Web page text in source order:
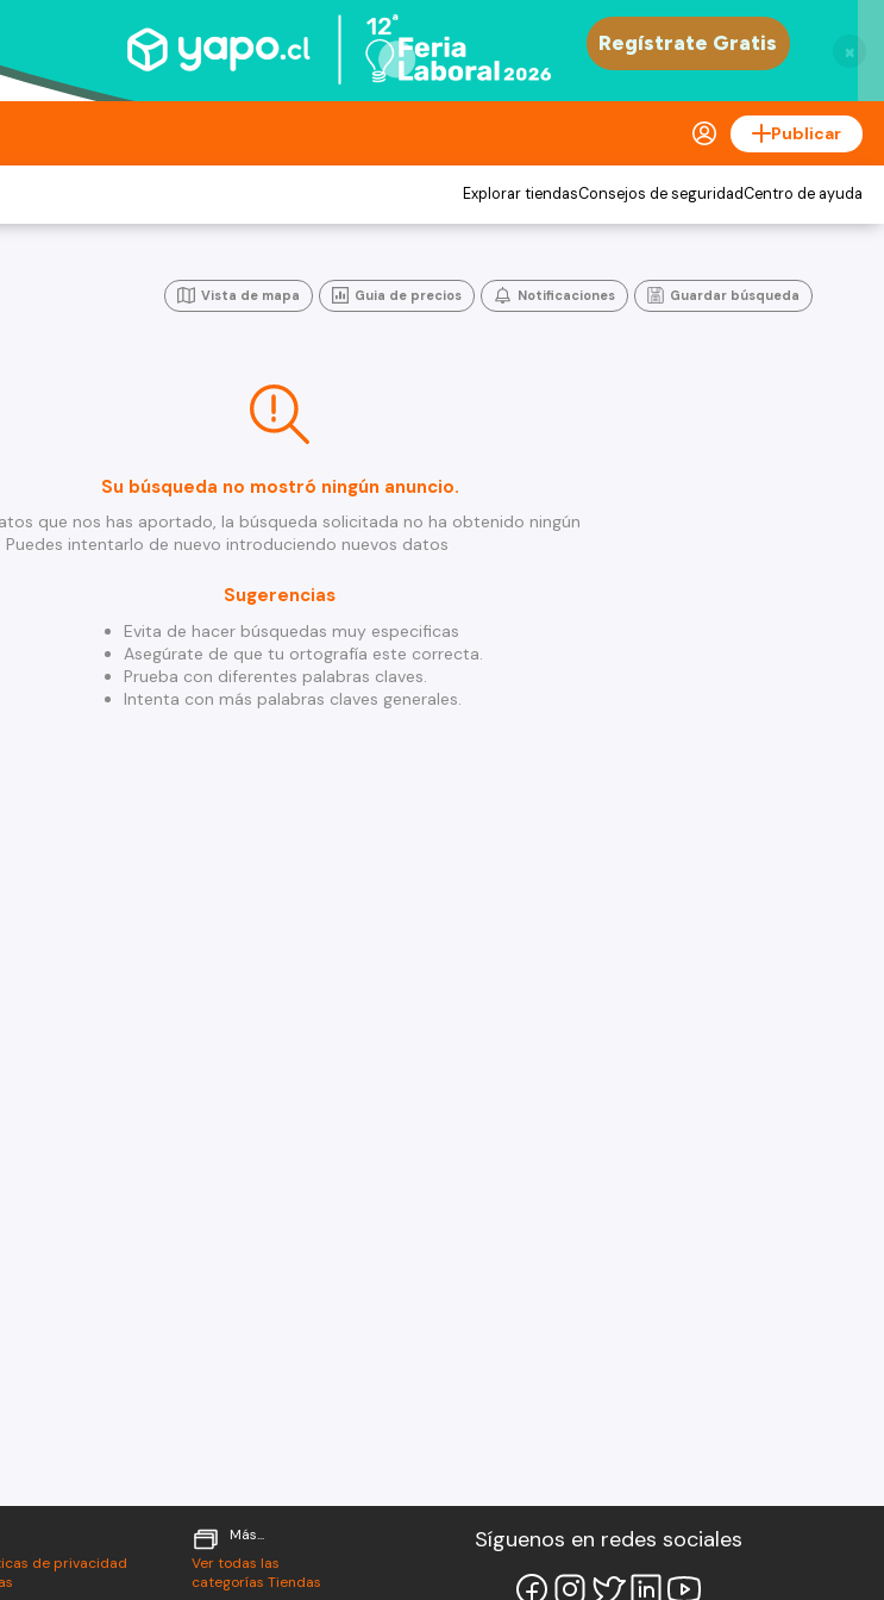
×
Publicar
Explorar tiendasConsejos de seguridadCentro de ayuda
Vista de mapa Guia de precios Notificaciones Guardar búsqueda
Su búsqueda no mostró ningún anuncio.
que nos has aportado, la búsqueda solicitada no ha obtenido ningún
Puedes intentarlo de nuevo introduciendo nuevos datos
Sugerencias
Evita de hacer búsquedas muy especificas
Asegúrate de que tu ortografía este correcta.
Prueba con diferentes palabras claves.
Intenta con más palabras claves generales.
de privacidad
Más...
Ver todas las
categorías Tiendas
Síguenos en redes sociales